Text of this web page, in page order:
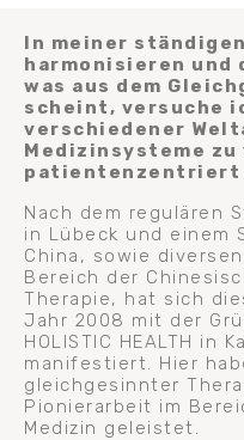
In meiner
harmonisieren und
was aus dem
scheint, versuche
verschiedener
Medizinsysteme
patientenzentriert
Nach dem regulären
in Lübeck und einem
China, sowie
Bereich der
Therapie, hat sich
Jahr 2008 mit der
HOLISTIC HEALTH in
manifestiert. Hier
gleichgesinnter
Pionierarbeit im
Medizin geleistet.